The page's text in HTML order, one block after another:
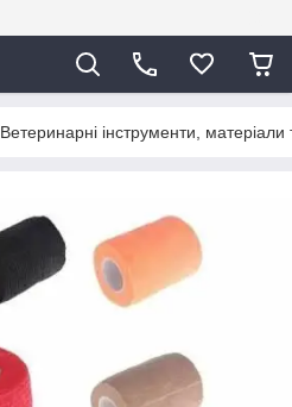
Ветеринарні інструменти, матеріали